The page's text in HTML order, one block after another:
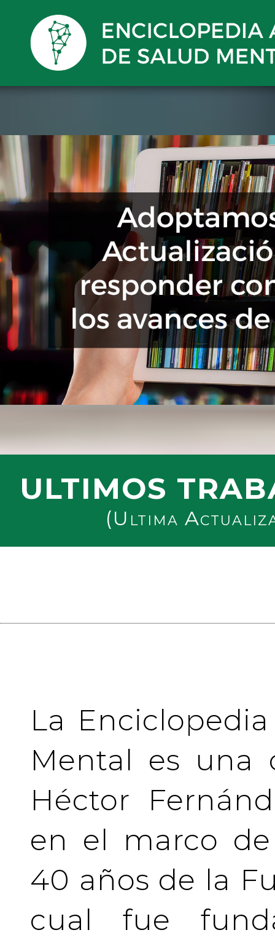
ULTIMOS
(Ultima
La
Mental es una
Héctor
en el marco
40 años de la
cual fue